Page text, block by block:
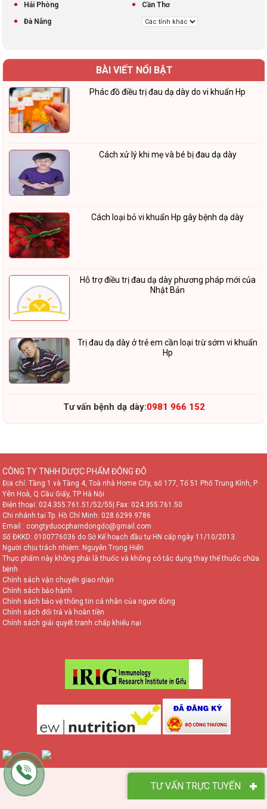
Hải Phòng
Cần Thơ
Đà Nẵng
BÀI VIẾT NỔI BẬT
Phác đồ điều trị đau dạ dày do vi khuẩn Hp
Cách xử lý khi mẹ và bé bị đau dạ dày
Cách loại bỏ vi khuẩn Hp gây bệnh dạ dày
Hỗ trợ điều trị đau dạ dày phương pháp mới của
Nhật Bản
Trị đau dạ dày ở trẻ em cần loại trừ sớm vi khuẩn
Hp
Tư vấn bệnh dạ dày:0981 966 152
CÔNG TY TNHH DƯỢC PHẨM ĐÔNG ĐÔ
Địa chỉ: Tầng 1 và Tầng 4, Toà nhà Home City, số 177, Tổ 51 Phố Trung Kính, P.
Yên Hoà, Q.Cầu Giấy, TP Hà Nội
Điện thoại: 024.355.761.51/52/55
| Fax: 024.355.761.50
Chi nhánh tại Tp. Hồ Chí Minh: 028.6299.9786
Email : congtyduocphamdongdo@gmail.com
Số ĐKKD: 0100776036 do Sở Kế hoạch đầu tư HN cấp ngày 11/10/2013.
Người chịu trách nhiệm: Nguyễn Trọng Hiển
Thực phẩm này không phải là thuốc và không có tác dụng thay thế thuốc chữa
bệnh
Chính sách vận chuyển giao nhận
Chính sách bảo hành
Chính sách bảo vệ thông tin cá nhân của người dùng
Chính sách đổi trả và hoàn tiền
Chính sách giải quyết tranh chấp khiếu nại
TƯ VẤN TRỰC TUYẾN